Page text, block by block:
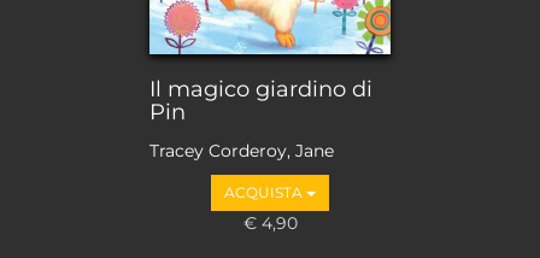
Il magico giardino di
Pin
Tracey Corderoy, Jane
Chapman
ACQUISTA
€ 4,90